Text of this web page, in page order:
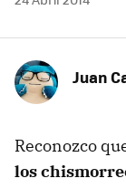
Juan
Reconozco
los